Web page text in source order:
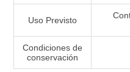
Uso Previsto
Condiciones de
conservación